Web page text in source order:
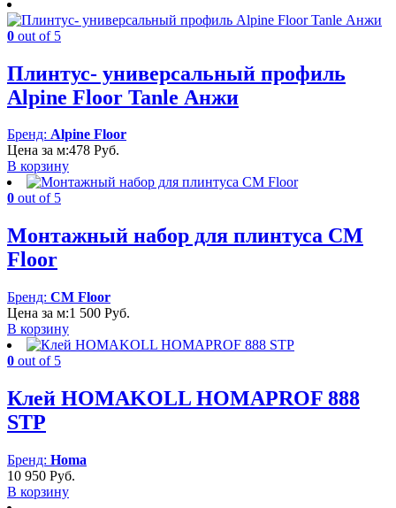
0 out of 5
Плинтус- универсальный профиль
Alpine Floor Tanle Анжи
Бренд: Alpine Floor
Цена за м:478 Руб.
В корзину
0 out of 5
Монтажный набор для плинтуса CM
Floor
Бренд: CM Floor
Цена за м:1 500 Руб.
В корзину
0 out of 5
Клей HOMAKOLL HOMAPROF 888
STP
Бренд: Homa
10 950 Руб.
В корзину